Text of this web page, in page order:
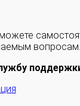
вопросам.